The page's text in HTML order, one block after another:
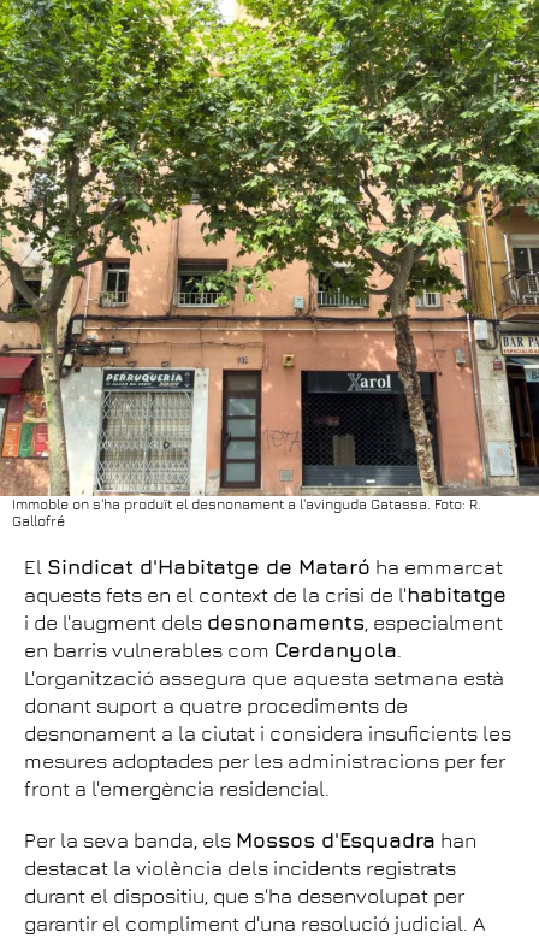
Immoble on s'ha produït el desnonament a l'avinguda Gatassa. Foto: R.
Gallofré
El Sindicat d'Habitatge de Mataró ha emmarcat
aquests fets en el context de la crisi de l'habitatge
i de l'augment dels desnonaments, especialment
en barris vulnerables com Cerdanyola.
L'organització assegura que aquesta setmana està
donant suport a quatre procediments de
desnonament a la ciutat i considera insuficients les
mesures adoptades per les administracions per fer
front a l'emergència residencial.
Per la seva banda, els Mossos d'Esquadra han
destacat la violència dels incidents registrats
durant el dispositiu, que s'ha desenvolupat per
garantir el compliment d'una resolució judicial. A